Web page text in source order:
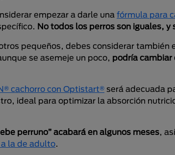
empezar a darle una fórmula para
No todos los perros son iguales,
pequeños, debes considerar
se asemeje un poco, podría cambiar
cachorro con Optistart® será adecuada
ideal para optimizar la absorción
perruno” acabará en algunos meses,
la de adulto.